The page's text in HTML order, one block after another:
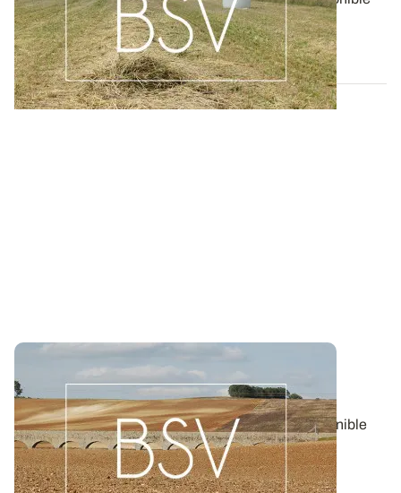
pour la région LORRAINE.
06 AOÛT 2026
Bulletin de santé du Végétal - Bourgogne-
Franche-Comté : Grandes Cultures
Aujourd'hui, le BSV Grandes Cultures n°8 est disponible
pour la région BOURGOGNE-FRANCHE...
06 AOÛT 2026